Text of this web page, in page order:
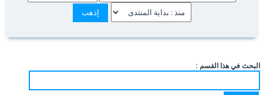
البحث في هذا القسم :